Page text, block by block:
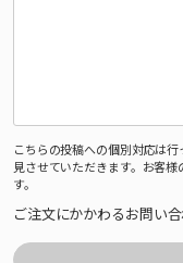
こちらの投稿への個別対応は
見させていただきます。お客
す。
ご注文にかかわるお問い